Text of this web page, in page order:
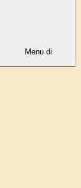
Menu di